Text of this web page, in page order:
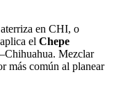
en CHI, o
el Chepe
Mezclar
más común al planear